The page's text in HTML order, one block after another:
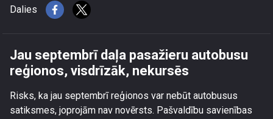
Dalies
Jau septembrī daļa pasažieru autobusu
reģionos, visdrīzāk, nekursēs
Risks, ka jau septembrī reģionos var nebūt autobusus
satiksmes, joprojām nav novērsts. Pašvaldību savienības